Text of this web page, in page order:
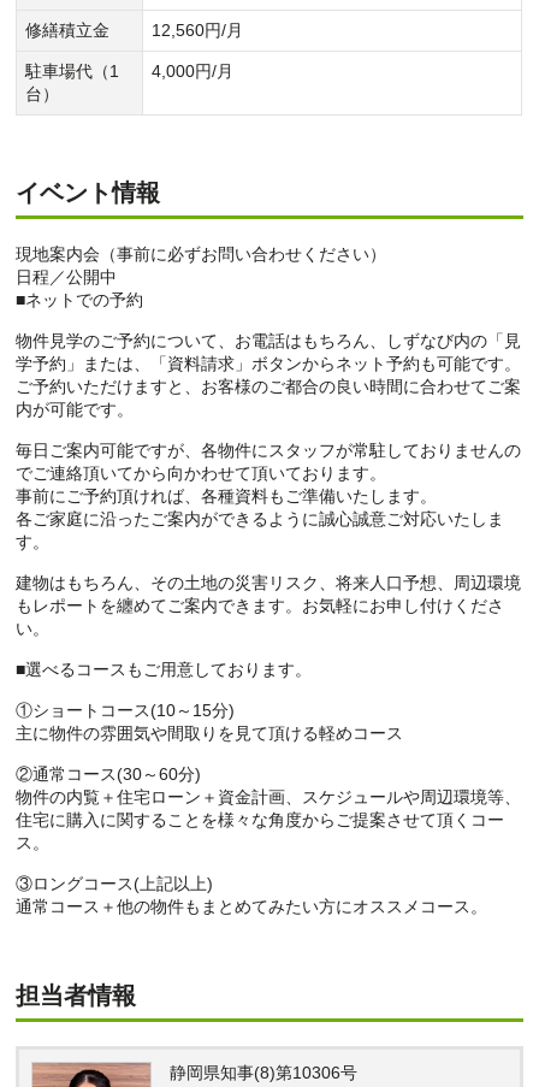
修繕積立金 12,560円/月
駐車場代（1
台）
4,000円/月
イベント情報
現地案内会（事前に必ずお問い合わせください）
日程／公開中
■ネットでの予約
物件見学のご予約について、お電話はもちろん、しずなび内の「見
学予約」または、「資料請求」ボタンからネット予約も可能です。
ご予約いただけますと、お客様のご都合の良い時間に合わせてご案
内が可能です。
毎日ご案内可能ですが、各物件にスタッフが常駐しておりませんの
でご連絡頂いてから向かわせて頂いております。
事前にご予約頂ければ、各種資料もご準備いたします。
各ご家庭に沿ったご案内ができるように誠心誠意ご対応いたしま
す。
建物はもちろん、その土地の災害リスク、将来人口予想、周辺環境
もレポートを纏めてご案内できます。お気軽にお申し付けくださ
い。
■選べるコースもご用意しております。
①ショートコース(10～15分)
主に物件の雰囲気や間取りを見て頂ける軽めコース
②通常コース(30～60分)
物件の内覧＋住宅ローン＋資金計画、スケジュールや周辺環境等、
住宅に購入に関することを様々な角度からご提案させて頂くコー
ス。
③ロングコース(上記以上)
通常コース＋他の物件もまとめてみたい方にオススメコース。
担当者情報
静岡県知事(8)第10306号